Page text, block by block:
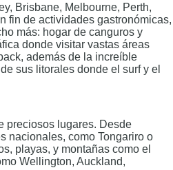
Brisbane, Melbourne, Perth,
fin de actividades gastronómicas,
más: hogar de canguros y
donde visitar vastas áreas
además de la increíble
sus litorales donde el surf y el
preciosos lugares. Desde
nacionales, como Tongariro o
playas, y montañas como el
Wellington, Auckland,